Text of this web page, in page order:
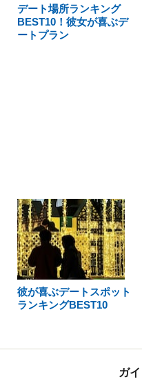
デート場所ランキング
BEST10！彼女が喜ぶデ
ートプラン
彼が喜ぶデートスポット
ランキングBEST10
ガ